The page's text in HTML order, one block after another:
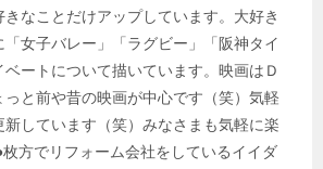
なことだけアップしています。大好き
女子バレー」「ラグビー」「阪神タイ
ートについて描いています。映画はＤ
っと前や昔の映画が中心です（笑）気軽
新しています（笑）みなさまも気軽に楽
方でリフォーム会社をしているイイダ